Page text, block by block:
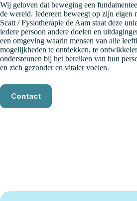
Wij geloven dat beweging een
de wereld. Iedereen beweegt op zijn
Scatt / Fysiotherapie de Aam staat deze
iedere persoon andere doelen en
een omgeving waarin mensen van alle
mogelijkheden te ontdekken, te
ondersteunen bij het bereiken van hun
en zich gezonder en vitaler voelen.
Contact